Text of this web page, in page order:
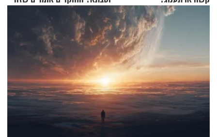
מתכון מנצח